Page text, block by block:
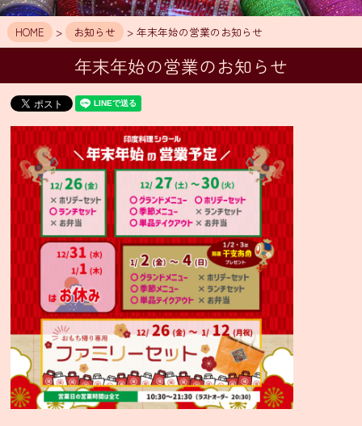
知
ら
メ
ニ
ュ
ー・
グ
ラ
ン
ド
メ
ニ
ュ
ー
季
節
限
HOME > お知らせ > 年末年始の営業のお知らせ
年末年始の営業のお知らせ